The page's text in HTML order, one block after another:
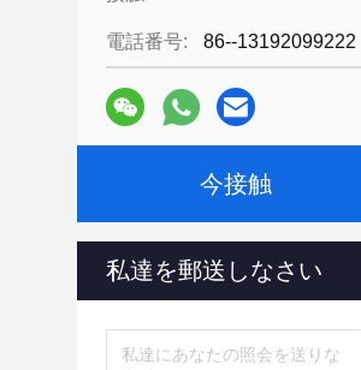
電話番号: 86--13192099222
今接触
私達を郵送しなさい